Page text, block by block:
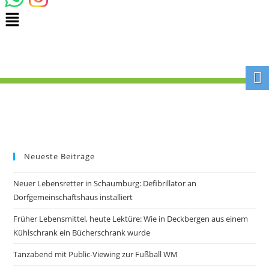
Neueste Beiträge
Neuer Lebensretter in Schaumburg: Defibrillator an
Dorfgemeinschaftshaus installiert
Früher Lebensmittel, heute Lektüre: Wie in Deckbergen aus einem
Kühlschrank ein Bücherschrank wurde
Tanzabend mit Public-Viewing zur Fußball WM